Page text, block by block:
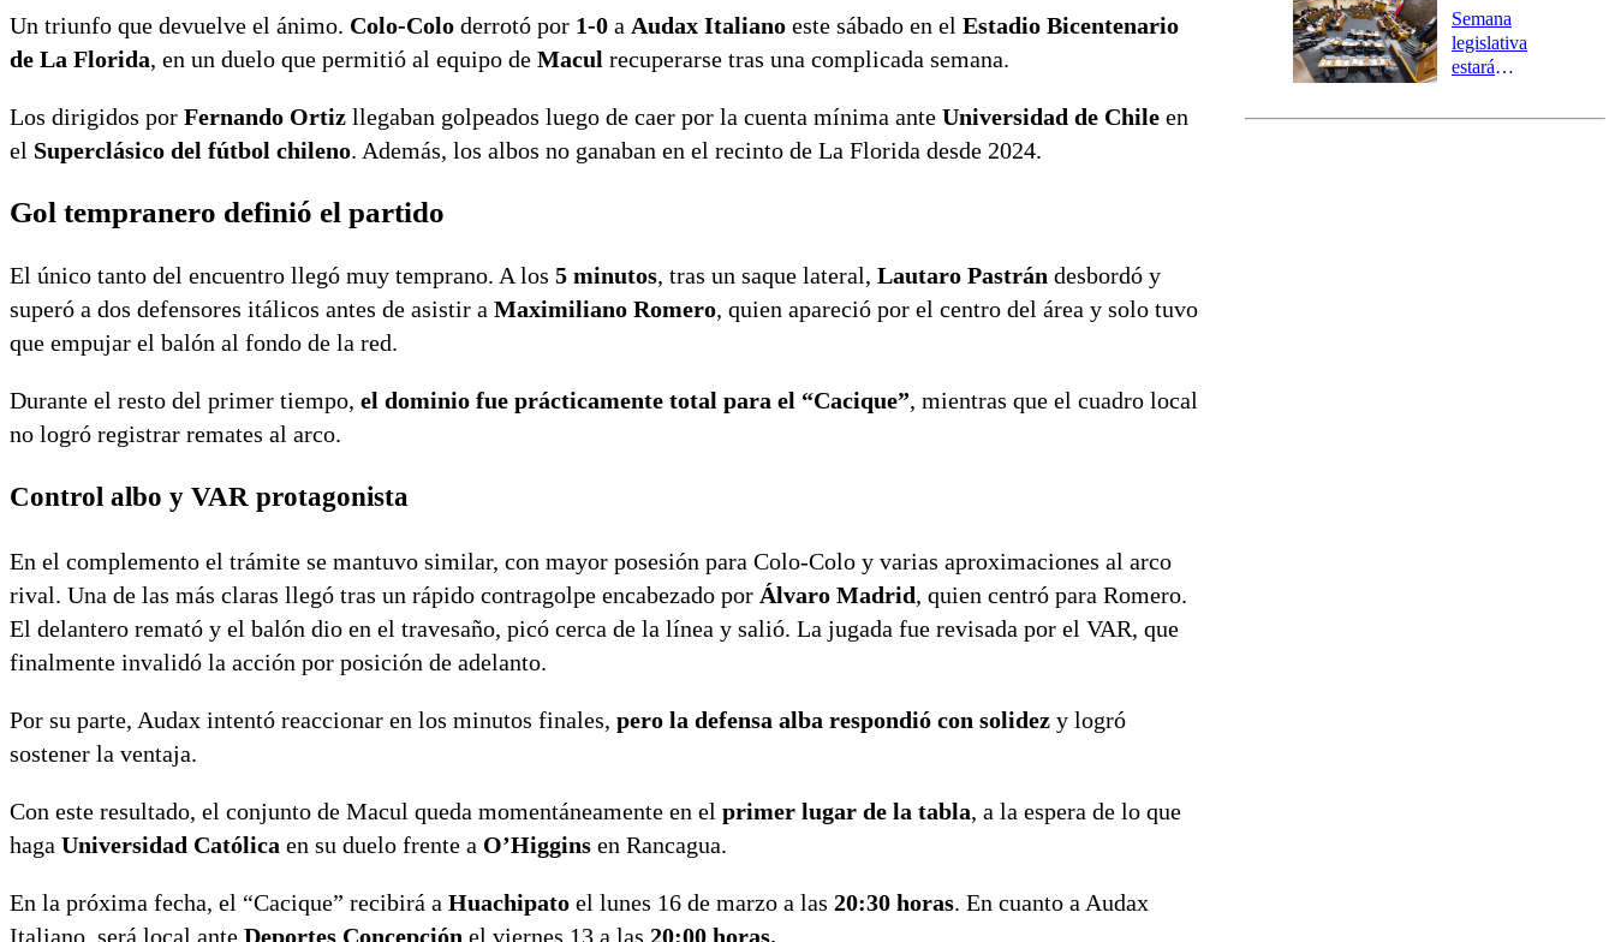
Un triunfo que devuelve el ánimo. Colo-Colo derrotó por 1-0 a Audax Italiano este sábado en el Estadio Bicentenario
de La Florida, en un duelo que permitió al equipo de Macul recuperarse tras una complicada semana.
Los dirigidos por Fernando Ortiz llegaban golpeados luego de caer por la cuenta mínima ante Universidad de Chile en
el Superclásico del fútbol chileno. Además, los albos no ganaban en el recinto de La Florida desde 2024.
Gol tempranero definió el partido
El único tanto del encuentro llegó muy temprano. A los 5 minutos, tras un saque lateral, Lautaro Pastrán desbordó y
superó a dos defensores itálicos antes de asistir a Maximiliano Romero, quien apareció por el centro del área y solo tuvo
que empujar el balón al fondo de la red.
Durante el resto del primer tiempo, el dominio fue prácticamente total para el “Cacique”, mientras que el cuadro local
no logró registrar remates al arco.
Control albo y VAR protagonista
En el complemento el trámite se mantuvo similar, con mayor posesión para Colo-Colo y varias aproximaciones al arco
rival. Una de las más claras llegó tras un rápido contragolpe encabezado por Álvaro Madrid, quien centró para Romero.
El delantero remató y el balón dio en el travesaño, picó cerca de la línea y salió. La jugada fue revisada por el VAR, que
finalmente invalidó la acción por posición de adelanto.
Por su parte, Audax intentó reaccionar en los minutos finales, pero la defensa alba respondió con solidez y logró
sostener la ventaja.
Con este resultado, el conjunto de Macul queda momentáneamente en el primer lugar de la tabla, a la espera de lo que
haga Universidad Católica en su duelo frente a O’Higgins en Rancagua.
En la próxima fecha, el “Cacique” recibirá a Huachipato el lunes 16 de marzo a las 20:30 horas. En cuanto a Audax
Italiano, será local ante Deportes Concepción el viernes 13 a las 20:00 horas.
Preventiva en
tres comunas
Semana
legislativa
estará
el fin de la